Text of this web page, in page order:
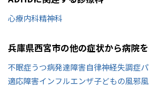
心療内科精神科
兵庫県西宮市の他の症状から病院
不眠症うつ病発達障害自律神経失調症
適応障害インフルエンザ子どもの風邪